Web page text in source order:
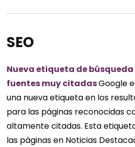
SEO
Nueva etiqueta de
fuentes muy citadasGoogle
una nueva etiqueta en los
para las páginas reconocidas
altamente citadas. Esta
las páginas en Noticias